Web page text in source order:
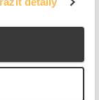
1 470,92 Kč/ks